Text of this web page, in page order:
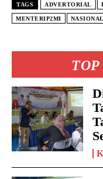
TAGS ADVERTORIAL
MENTERIP2MI NASIONAL